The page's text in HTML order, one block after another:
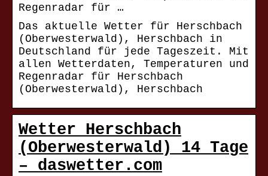
Regenradar für …
Das aktuelle Wetter für Herschbach
(Oberwesterwald), Herschbach in
Deutschland für jede Tageszeit. Mit
allen Wetterdaten, Temperaturen und
Regenradar für Herschbach
(Oberwesterwald), Herschbach
Wetter Herschbach
(Oberwesterwald) 14 Tage
– daswetter.com